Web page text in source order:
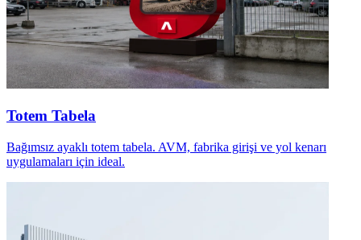
Totem Tabela
Bağımsız ayaklı totem tabela. AVM, fabrika girişi ve yol kenarı
uygulamaları için ideal.